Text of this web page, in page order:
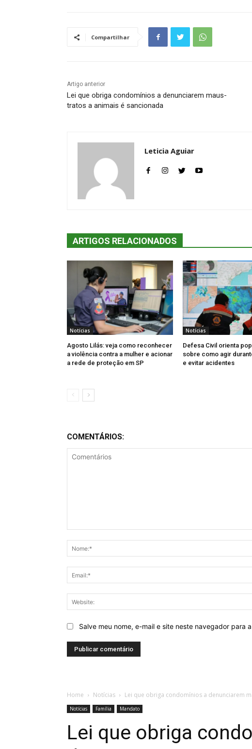
Compartilhar
Artigo anterior
Lei que obriga condomínios a denunciarem maus-
tratos a animais é sancionada
Leticia Aguiar
ARTIGOS RELACIONADOS
Notícias
Agosto Lilás: veja como reconhecer
a violência contra a mulher e acionar
a rede de proteção em SP
Notícias
Defesa Civil orienta
sobre como agir
e evitar acidentes
COMENTÁRIOS:
Salve meu nome, e-mail e site neste navegador para